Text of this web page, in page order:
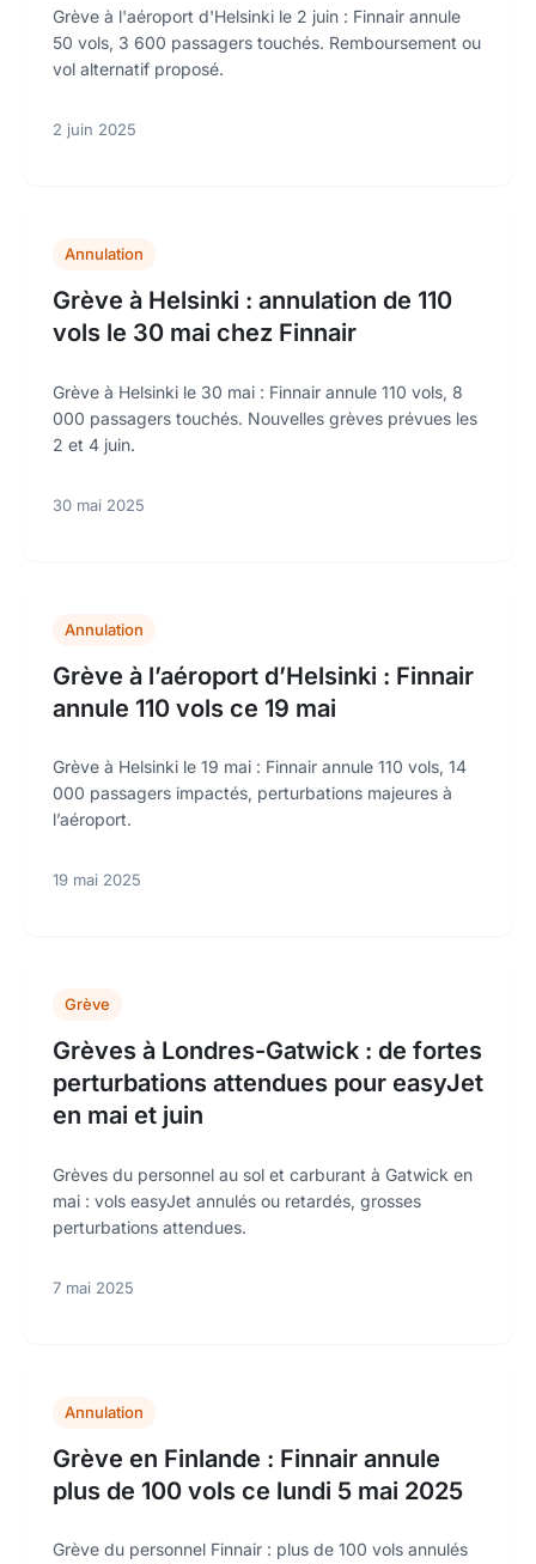
Grève à l'aéroport d'Helsinki le 2 juin : Finnair annule
50 vols, 3 600 passagers touchés. Remboursement ou
vol alternatif proposé.
2 juin 2025
Annulation
Grève à Helsinki : annulation de 110
vols le 30 mai chez Finnair
Grève à Helsinki le 30 mai : Finnair annule 110 vols, 8
000 passagers touchés. Nouvelles grèves prévues les
2 et 4 juin.
30 mai 2025
Annulation
Grève à l’aéroport d’Helsinki : Finnair
annule 110 vols ce 19 mai
Grève à Helsinki le 19 mai : Finnair annule 110 vols, 14
000 passagers impactés, perturbations majeures à
l’aéroport.
19 mai 2025
Grève
Grèves à Londres-Gatwick : de fortes
perturbations attendues pour easyJet
en mai et juin
Grèves du personnel au sol et carburant à Gatwick en
mai : vols easyJet annulés ou retardés, grosses
perturbations attendues.
7 mai 2025
Annulation
Grève en Finlande : Finnair annule
plus de 100 vols ce lundi 5 mai 2025
Grève du personnel Finnair : plus de 100 vols annulés